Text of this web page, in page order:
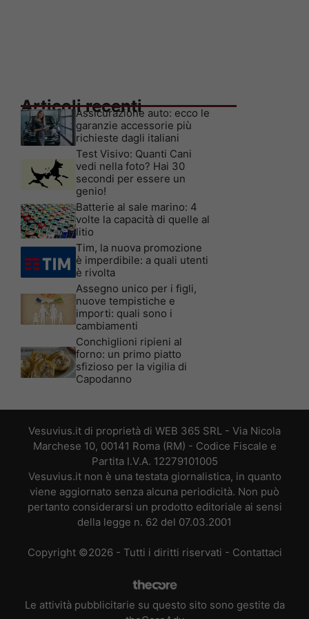
Articoli recenti
Assicurazione auto: ecco le
garanzie accessorie più
richieste dagli italiani
Test Visivo: Quanti Cani
vedi nella foto? Hai 30
secondi per essere un
genio!
Batterie al sale marino: 4
volte la capacità di quelle al
litio
Tim, la nuova promozione
è imperdibile: a quali utenti
è rivolta
Assegno unico per i figli,
nuove tempistiche e
importi: quali sono i
cambiamenti
Conchiglioni ripieni al
forno: un primo piatto
sfizioso per la vigilia di
Capodanno
Vesuvius.it di proprietà di WEB 365 SRL - Via Nicola
Marchese 10, 00141 Roma (RM) - Codice Fiscale e
Partita I.V.A. 12279101005
Vesuvius.it non è una testata giornalistica, in quanto
viene aggiornato senza alcuna periodicità. Non può
pertanto considerarsi un prodotto editoriale ai sensi
della legge n. 62 del 07.03.2001
Copyright ©2026 - Tutti i diritti riservati - Contattaci
Le attività pubblicitarie su questo sito sono gestite da